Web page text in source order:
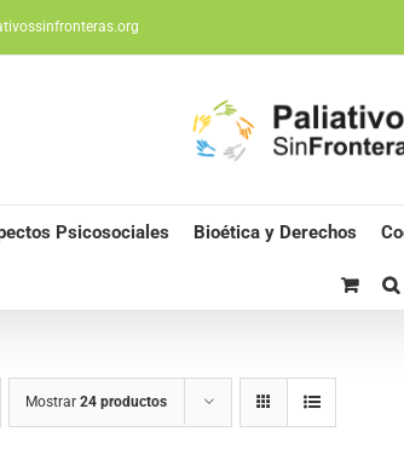
Psicosociales Bioética y Derechos
Mostrar 24 productos